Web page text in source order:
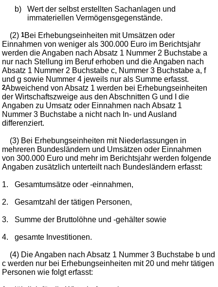
b)
Wert der selbst erstellten Sachanlagen und
immateriellen Vermögensgegenstände.
(2)1Bei Erhebungseinheiten mit Umsätzen oder
Einnahmen von weniger als 300.000 Euro im Berichtsjahr
werden die Angaben nach Absatz 1 Nummer 2 Buchstabe a
nur nach Stellung im Beruf erhoben und die Angaben nach
Absatz 1 Nummer 2 Buchstabe c, Nummer 3 Buchstabe a, f
und g sowie Nummer 4 jeweils nur als Summe erfasst.
2Abweichend von Absatz 1 werden bei Erhebungseinheiten
der Wirtschaftszweige aus den Abschnitten G und I die
Angaben zu Umsatz oder Einnahmen nach Absatz 1
Nummer 3 Buchstabe a nicht nach In- und Ausland
differenziert.
(3) Bei Erhebungseinheiten mit Niederlassungen in
mehreren Bundesländern und Umsätzen oder Einnahmen
von 300.000 Euro und mehr im Berichtsjahr werden folgende
Angaben zusätzlich unterteilt nach Bundesländern erfasst:
1. Gesamtumsätze oder -einnahmen,
2. Gesamtzahl der tätigen Personen,
3. Summe der Bruttolöhne und -gehälter sowie
4. gesamte Investitionen.
(4) Die Angaben nach Absatz 1 Nummer 3 Buchstabe b und
c werden nur bei Erhebungseinheiten mit 20 und mehr tätigen
Personen wie folgt erfasst: